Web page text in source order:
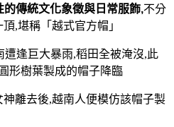
傳統文化象徵與日常服飾,不分
,堪稱「越式官方帽」
遭逢巨大暴雨,稻田全被淹沒,此
形樹葉製成的帽子降臨
離去後,越南人便模仿該帽子製